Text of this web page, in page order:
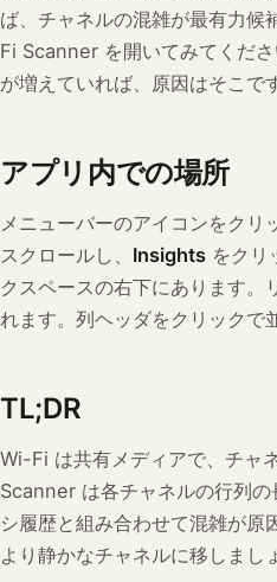
ば、チャネルの混雑が最有力
Fi Scanner を開いてみてくだ
が増えていれば、原因はそこで
アプリ内での場所
メニューバーのアイコンをク
スクロールし、 Insights をク
クスペースの右下にあります。
れます。列ヘッダをクリックで
TL;DR
Wi-Fi は共有メディアで、チャ
Scanner は各チャネルの行列
シ履歴と組み合わせて混雑が原
より静かなチャネルに移しまし